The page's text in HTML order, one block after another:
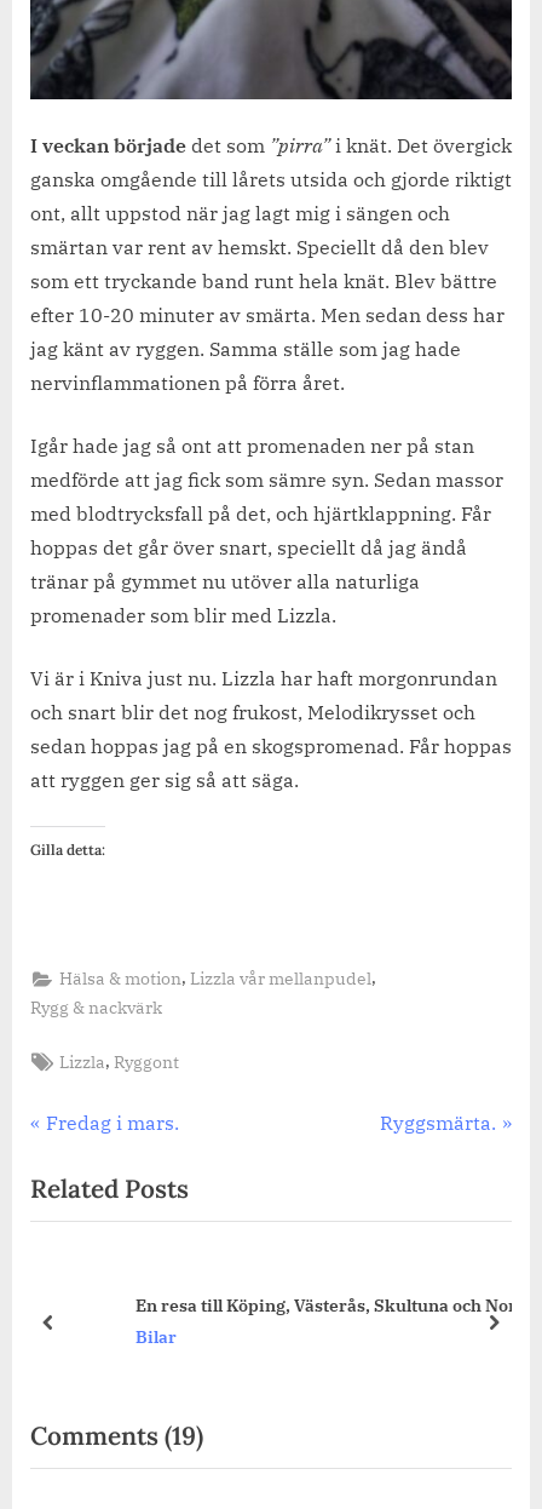
I veckan började det som ”pirra”i knät. Det övergick
ganska omgående till lårets utsida och gjorde riktigt
ont, allt uppstod när jag lagt mig i sängen och
smärtan var rent av hemskt. Speciellt då den blev
som ett tryckande band runt hela knät. Blev bättre
efter 10-20 minuter av smärta. Men sedan dess har
jag känt av ryggen. Samma ställe som jag hade
nervinflammationen på förra året.
Igår hade jag så ont att promenaden ner på stan
medförde att jag fick som sämre syn. Sedan massor
med blodtrycksfall på det, och hjärtklappning. Får
hoppas det går över snart, speciellt då jag ändå
tränar på gymmet nu utöver alla naturliga
promenader som blir med Lizzla.
Vi är i Kniva just nu. Lizzla har haft morgonrundan
och snart blir det nog frukost, Melodikrysset och
sedan hoppas jag på en skogspromenad. Får hoppas
att ryggen ger sig så att säga.
Gilla detta:
Hälsa & motion,Lizzla vår mellanpudel,
Rygg & nackvärk
Tags:
Lizzla,Ryggont
Inläggsnavigering
Previous
Fredag i mars.
Next
Ryggsmärta.
Related Posts
En resa till Köping, Västerås, Skultuna och Norberg.
prev next
Comments(19)on
“En